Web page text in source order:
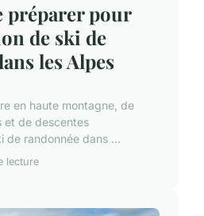
préparer pour
de ski de
les Alpes
en haute montagne, de
et de descentes
de randonnée dans ...
lecture